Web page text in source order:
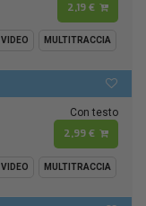
2,19 €
VIDEO MULTITRACCIA
Con testo
2,99 €
VIDEO MULTITRACCIA